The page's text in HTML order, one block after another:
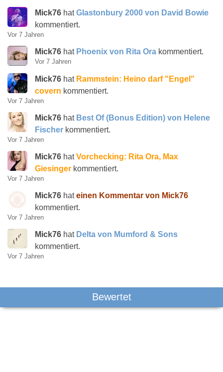
Mick76 hatGlastonbury 2000 von David Bowie
kommentiert.
Vor 7 Jahren
Mick76 hat Phoenix von Rita Ora kommentiert.
Vor 7 Jahren
Mick76 hat Rammstein: Heino darf "Engel"
covern kommentiert.
Vor 7 Jahren
Mick76 hat Best Of (Bonus Edition) von Helene
Fischer kommentiert.
Vor 7 Jahren
Mick76 hatVorchecking: Rita Ora, Max
Giesinger kommentiert.
Vor 7 Jahren
Mick76 hateinen Kommentar von Mick76
kommentiert.
Vor 7 Jahren
Mick76 hat Delta von Mumford & Sons
kommentiert.
Vor 7 Jahren
Bewertet